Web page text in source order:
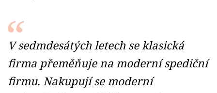
V sedmdesátých letech se klasická
firma přeměňuje na moderní spediční
firmu. Nakupují se moderní